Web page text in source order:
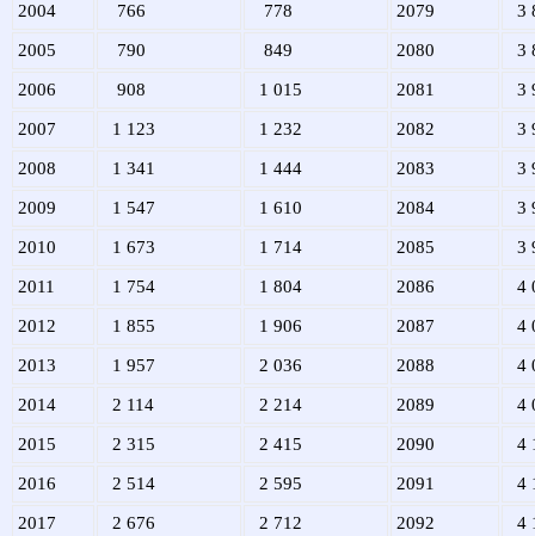
2004 766 778 2079 3
2005 790 849 2080 3
2006 908 1 015 2081 3
2007 1 123 1 232 2082 3
2008 1 341 1 444 2083 3
2009 1 547 1 610 2084 3
2010 1 673 1 714 2085 3
2011 1 754 1 804 2086 4
2012 1 855 1 906 2087 4
2013 1 957 2 036 2088 4
2014 2 114 2 214 2089 4
2015 2 315 2 415 2090 4
2016 2 514 2 595 2091 4
2017 2 676 2 712 2092 4